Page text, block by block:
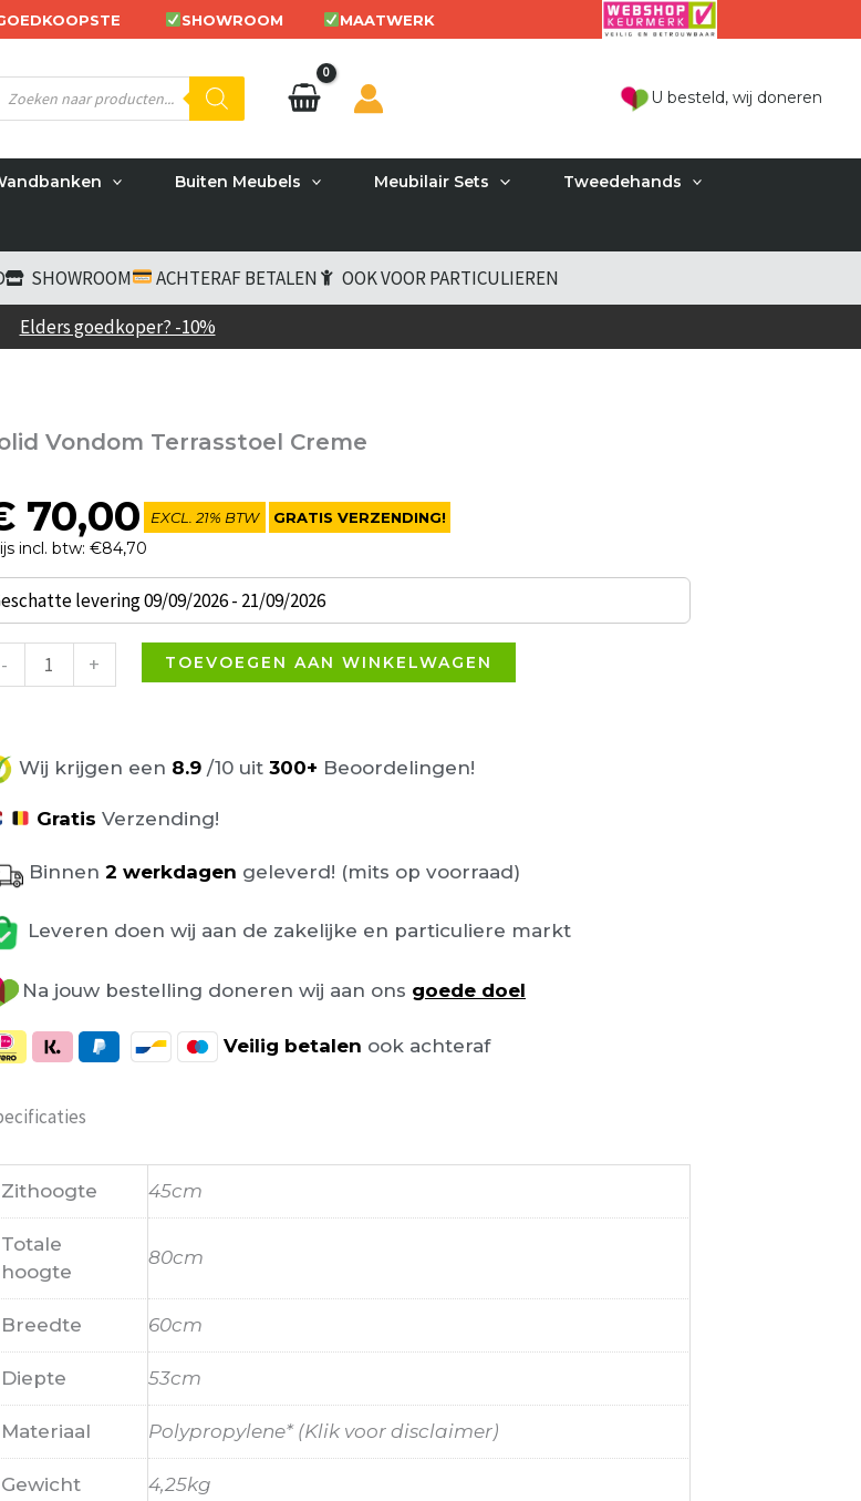
GOEDKOOPSTE SHOWROOM MAATWERK
zoeken U besteld, wij doneren
Buiten Meubels Meubilair Sets Tweedehands
SHOWROOM ACHTERAF BETALEN
OOK VOOR PARTICULIEREN
Elders goedkoper? -10%
Vondom Terrasstoel Creme
70,00
incl. btw: €84,70
EXCL. 21% BTW GRATIS VERZENDING!
levering 09/09/2026 - 21/09/2026
- + TOEVOEGEN AAN WINKELWAGEN
Wij krijgen een 8.9 /10 uit 300+ Beoordelingen!
Gratis Verzending!
Binnen 2 werkdagen geleverd! (mits op voorraad)
Leveren doen wij aan de zakelijke en particuliere markt
Na jouw bestelling doneren wij aan ons goede doel
Veilig betalen ook achteraf
Zithoogte 45cm
Totale
hoogte
80cm
Breedte 60cm
Diepte 53cm
Materiaal Polypropylene* (Klik voor disclaimer)
Gewicht 4,25kg